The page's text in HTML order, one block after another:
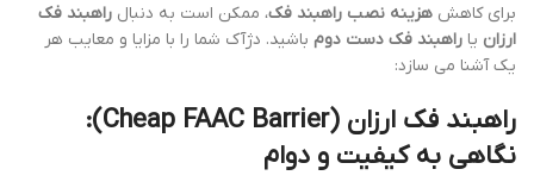
برای کاهش هزینه نصب راهبند فک، ممکن است به دنبال راهبند فک
ارزان یا راهبند فک دست دوم باشید. دژآک شما را با مزایا و معایب هر
یک آشنا می سازد:
راهبند فک ارزان (Cheap FAAC Barrier)
:
نگاهی به کیفیت و دوام